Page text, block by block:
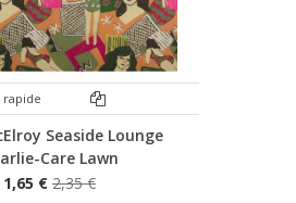
rapide
Seaside Lounge
Care Lawn
1,65 € 2,35 €